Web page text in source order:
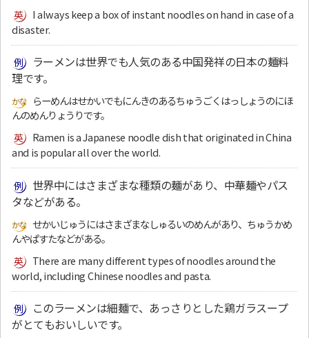
I always keep a box of instant noodles on hand in case of a
disaster.
ラーメンは世界でも人気のある中国発祥の日本の麺料
理です。
らーめんはせかいでもにんきのあるちゅうごくはっしょうのにほ
んのめんりょうりです。
Ramen is a Japanese noodle dish that originated in China
and is popular all over the world.
世界中にはさまざまな種類の麺があり、中華麺やパス
タなどがある。
せかいじゅうにはさまざまなしゅるいのめんがあり、ちゅうかめ
んやぱすたなどがある。
There are many different types of noodles around the
world, including Chinese noodles and pasta.
このラーメンは細麺で、あっさりとした鶏ガラスープ
がとてもおいしいです。